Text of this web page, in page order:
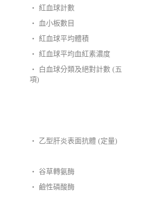
‧ 紅血球計數
‧ 血小板數目
‧ 紅血球平均體積
‧ 紅血球平均血紅素濃度
‧ 白血球分類及絕對計數 (五
項)
‧ 乙型肝炎表面抗體 (定量)
‧ 谷草轉氨酶
‧ 鹼性磷酸酶